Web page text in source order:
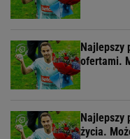
Najlepszy
ofertami.
Najlepszy
życia.